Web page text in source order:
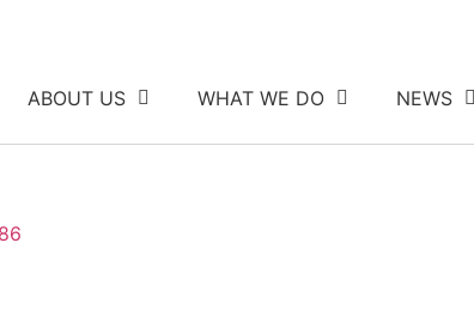
ABOUT US WHAT WE DO NEWS